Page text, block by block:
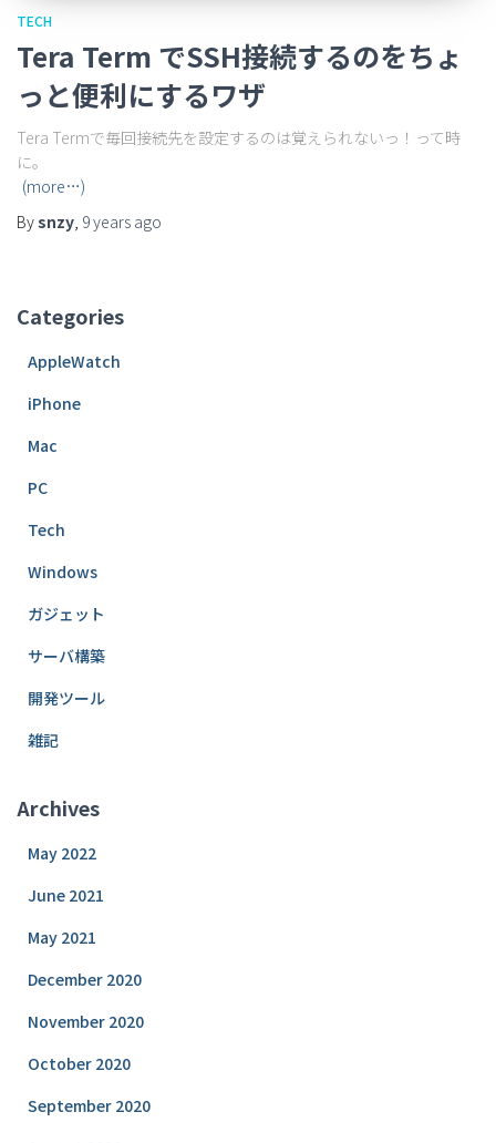
TECH
Tera Term でSSH接続するのをちょ
っと便利にするワザ
Tera Termで毎回接続先を設定するのは覚えられないっ！って時
に。
(more…)
Bysnzy, 9 years ago
Categories
AppleWatch
iPhone
Mac
PC
Tech
Windows
ガジェット
サーバ構築
開発ツール
雑記
Archives
May 2022
June 2021
May 2021
December 2020
November 2020
October 2020
September 2020